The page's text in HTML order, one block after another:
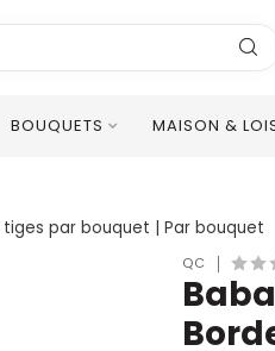
BOUQUETS MAISON &
tiges par bouquet | Par bouquet
QC